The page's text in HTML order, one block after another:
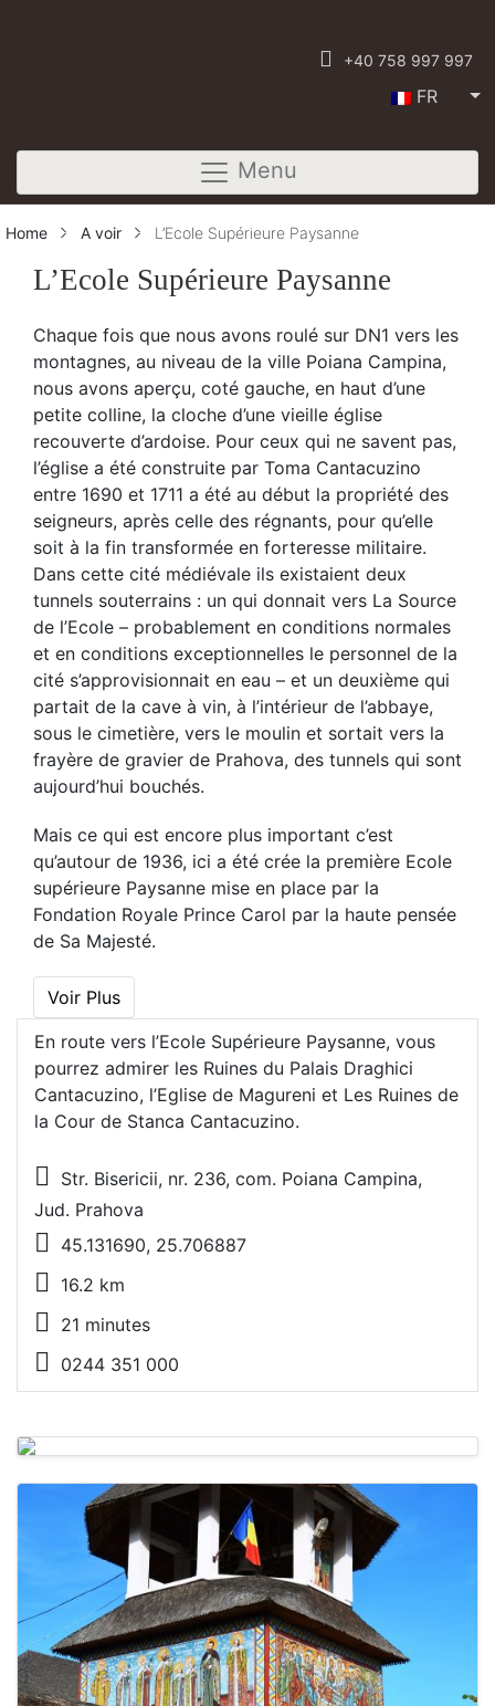
+40 758 997 997
FR
Menu
Home A voir L’Ecole Supérieure Paysanne
L’Ecole Supérieure Paysanne
Chaque fois que nous avons roulé sur DN1 vers les
montagnes, au niveau de la ville Poiana Campina,
nous avons aperçu, coté gauche, en haut d’une
petite colline, la cloche d’une vieille église
recouverte d’ardoise. Pour ceux qui ne savent pas,
l’église a été construite par Toma Cantacuzino
entre 1690 et 1711 a été au début la propriété des
seigneurs, après celle des régnants, pour qu’elle
soit à la fin transformée en forteresse militaire.
Dans cette cité médiévale ils existaient deux
tunnels souterrains : un qui donnait vers La Source
de l’Ecole – probablement en conditions normales
et en conditions exceptionnelles le personnel de la
cité s’approvisionnait en eau – et un deuxième qui
partait de la cave à vin, à l’intérieur de l’abbaye,
sous le cimetière, vers le moulin et sortait vers la
frayère de gravier de Prahova, des tunnels qui sont
aujourd’hui bouchés.
Mais ce qui est encore plus important c’est
qu’autour de 1936, ici a été crée la première Ecole
supérieure Paysanne mise en place par la
Fondation Royale Prince Carol par la haute pensée
de Sa Majesté.
Voir Plus
En route vers l’Ecole Supérieure Paysanne, vous
pourrez admirer les Ruines du Palais Draghici
Cantacuzino, l’Eglise de Magureni et Les Ruines de
la Cour de Stanca Cantacuzino.
Str. Bisericii, nr. 236, com. Poiana Campina,
Jud. Prahova
45.131690, 25.706887
16.2 km
21 minutes
0244 351 000